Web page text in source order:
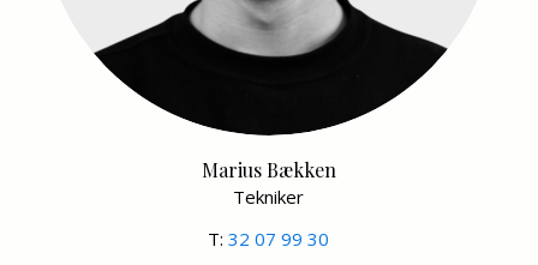
Marius Bækken
Tekniker
T:32 07 99 30